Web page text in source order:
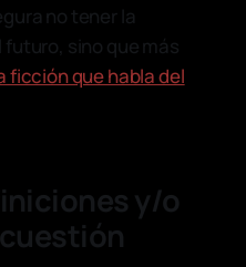
no tener la
sino que más
ficción que habla del
y/o